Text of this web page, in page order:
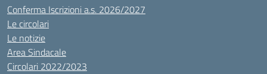
Conferma Iscrizioni a.s. 2026/2027
Le circolari
Le notizie
Area Sindacale
Circolari 2022/2023